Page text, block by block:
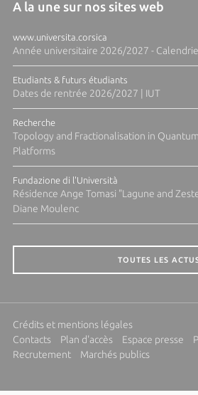
A la une sur nos sites web
www.universita.corsica
Année universitaire 2026/2027 -
Etudiants & futurs étudiants
Dates de rentrée 2026/2027 | IUT
Recherche
Topology and Fractionalisation in
Platforms
Fundazione di l'Università
Résidence Ange Tomasi "Lagune and
Diane Moulenc
TOUTES LES
Crédits et mentions légales
Contacts
Plan d'accès Espace presse
Recrutement
Marchés publics